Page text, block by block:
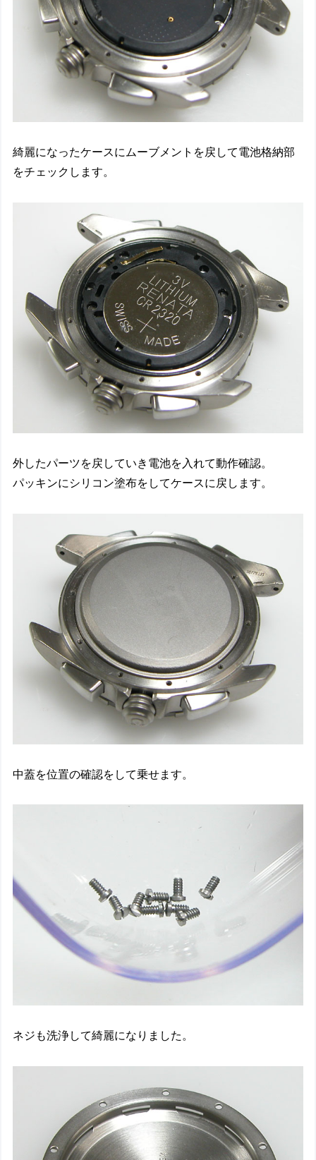
綺麗になったケースにムーブメントを戻して電池格納部
をチェックします。
外したパーツを戻していき電池を入れて動作確認。
パッキンにシリコン塗布をしてケースに戻します。
中蓋を位置の確認をして乗せます。
ネジも洗浄して綺麗になりました。